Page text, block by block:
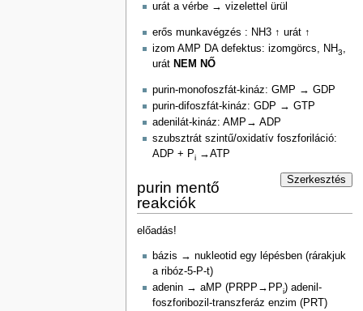
urát a vérbe → vizelettel ürül
erős munkavégzés : NH3 ↑ urát ↑
izom AMP DA defektus: izomgörcs, NH3,
urát NEM NŐ
purin-monofoszfát-kináz: GMP → GDP
purin-difoszfát-kináz: GDP → GTP
adenilát-kináz: AMP→ ADP
szubsztrát szintű/oxidatív foszforiláció:
ADP + Pi→ATP
Szerkesztés
purin mentő
reakciók
előadás!
bázis → nukleotid egy lépésben (rárakjuk
a ribóz-5-P-t)
adenin → aMP (PRPP→PPi) adenil-
foszforibozil-transzferáz enzim (PRT)